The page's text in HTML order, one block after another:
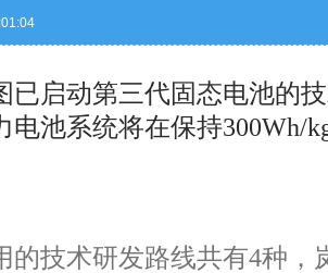
启动第三代固态电池的
池系统将在保持300Wh/
技术研发路线共有4种，